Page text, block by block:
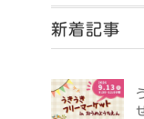
新着記事